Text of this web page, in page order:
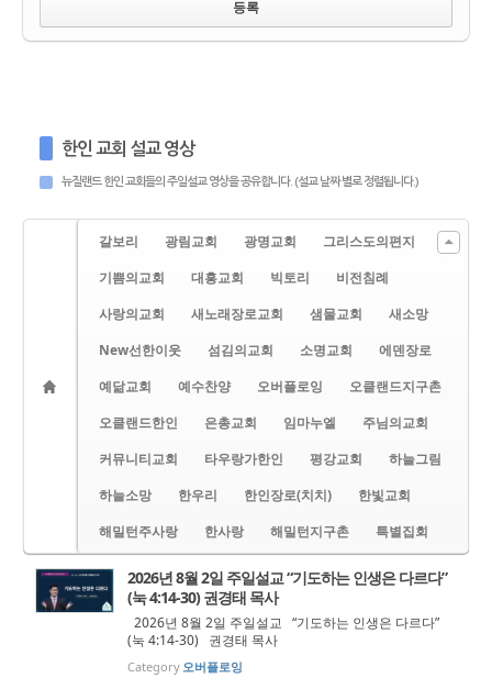
한인 교회 설교 영상
뉴질랜드 한인 교회들의 주일설교 영상을 공유합니다. (설교 날짜 별로 정렬됩니다.)
갈보리 광림교회 광명교회
그리스도의편지
기쁨의교회
대흥교회 빅토리
비전침례
사랑의교회
새노래장로교회 샘물교회
새소망
New선한이웃
섬김의교회 소명교회
에덴장로
예닮교회
예수찬양 오버플로잉
오클랜드지구촌
오클랜드한인
은총교회 임마누엘
주님의교회
커뮤니티교회
타우랑가한인 평강교회
하늘그림
하늘소망
한우리 한인장로(치치)
한빛교회
해밀턴주사랑
한사랑 해밀턴지구촌 특별집회
2026년 8월 2일 주일설교 “기도하는 인생은 다르다”
(눅 4:14-30) 권경태 목사
2026년 8월 2일 주일설교 “기도하는 인생은 다르다”
(눅 4:14-30) 권경태 목사
Category오버플로잉